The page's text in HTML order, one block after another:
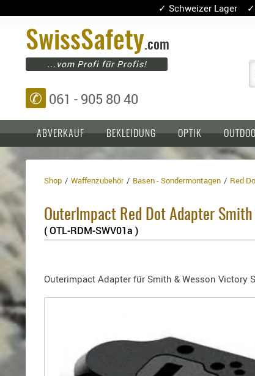
✓ Schweizer Lager
SwissSafety.com
...vom Profi für Profis!
✆ 061 - 905 80 40
ABVERKAUF BEKLEIDUNG OPTIK
Einlagen,
Kopfschutz
Tragesysteme
Holster
Grundplatten
Holster
Holster
Shop Waffenzubehör Basen - Sondermontagen Red
OuterImpact Red Dot Adapter
( OTL-RDM-SWV01a )
Outerimpact Adapter für Smith & Wesson Victory